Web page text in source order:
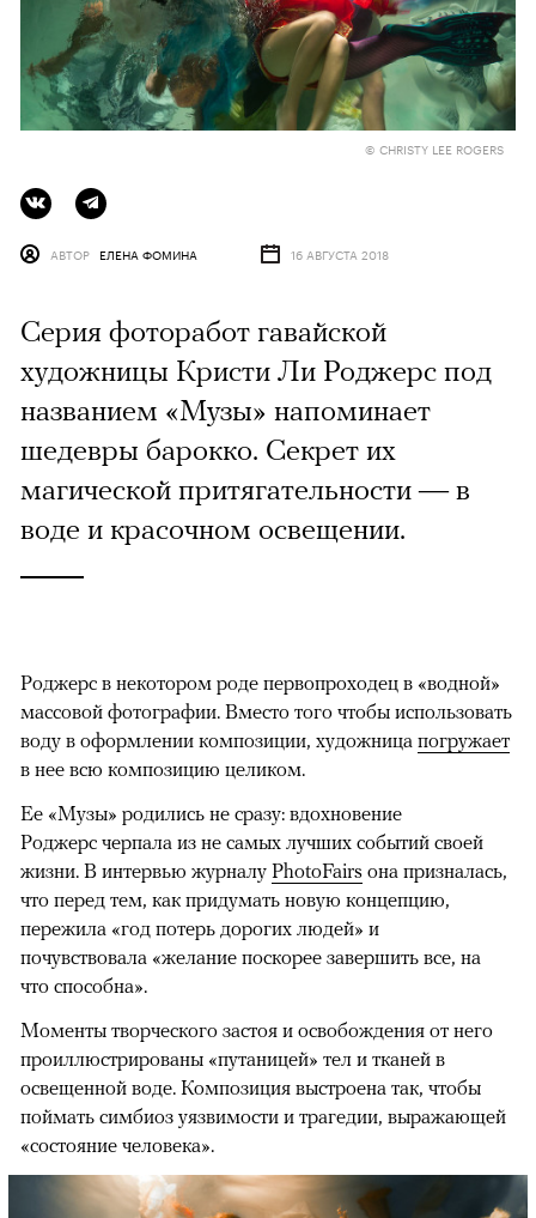
© CHRISTY LEE ROGERS
АВТОР ЕЛЕНА ФОМИНА 16 АВГУСТА 2018
Серия фоторабот гавайской
художницы Кристи Ли Роджерс под
названием «Музы» напоминает
шедевры барокко. Секрет их
магической притягательности — в
воде и красочном освещении.
Роджерс в некотором роде первопроходец в «водной»
массовой фотографии. Вместо того чтобы использовать
воду в оформлении композиции, художница погружает
в нее всю композицию целиком.
Ее «Музы» родились не сразу: вдохновение
Роджерс черпала из не самых лучших событий своей
жизни. В интервью журналу PhotoFairs она призналась,
что перед тем, как придумать новую концепцию,
пережила «год потерь дорогих людей» и
почувствовала «желание поскорее завершить все, на
что способна».
Моменты творческого застоя и освобождения от него
проиллюстрированы «путаницей» тел и тканей в
освещенной воде. Композиция выстроена так, чтобы
поймать симбиоз уязвимости и трагедии, выражающей
«состояние человека».